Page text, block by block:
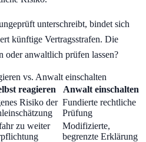
unterschreibt, bindet sich
künftige Vertragsstrafen. Die
oder anwaltlich prüfen lassen?
vs. Anwalt einschalten
reagieren
Anwalt einschalten
Risiko der Fundierte rechtliche
Prüfung
zu weiter
Modifizierte,
begrenzte Erklärung